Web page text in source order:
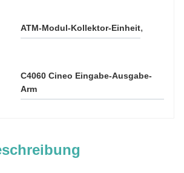
ATM-Modul-Kollektor-Einheit,
C4060 Cineo Eingabe-Ausgabe-
Arm